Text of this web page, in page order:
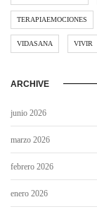
TERAPIAEMOCIONES
VIDASANA VIVIR
ARCHIVE
junio 2026
marzo 2026
febrero 2026
enero 2026